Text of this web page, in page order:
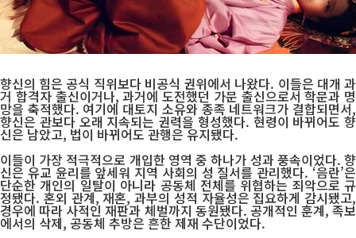
향신의 힘은 공식 직위보다 비공식 권위에서 나왔다. 이들은 대개 과
거 합격자 출신이거나, 과거에 도전했던 가문 출신으로서 학문과 명
망을 축적했다. 여기에 대토지 소유와 종족 네트워크가 결합되면서,
향신은 관보다 오래 지속되는 권력을 형성했다. 현령이 바뀌어도 향
신은 남았고, 법이 바뀌어도 관행은 유지됐다.
이들이 가장 적극적으로 개입한 영역 중 하나가 성과 풍속이었다. 향
신은 유교 윤리를 앞세워 지역 사회의 성 질서를 관리했다. ‘음란’은
단순한 개인의 일탈이 아니라 공동체 전체를 위협하는 죄악으로 규
정됐다. 혼외 관계, 재혼, 과부의 성적 자율성은 집요하게 감시됐고,
경우에 따라 사적인 재판과 체벌까지 동원됐다. 공개적인 훈계, 족보
에서의 삭제, 공동체 추방은 흔한 제재 수단이었다.